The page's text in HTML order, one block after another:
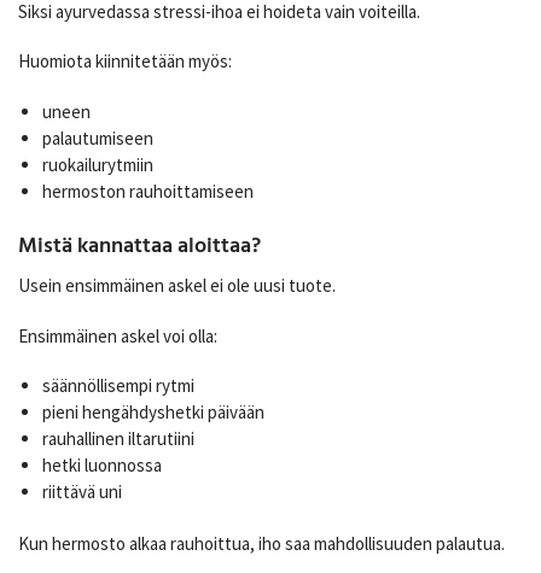
Siksi ayurvedassa stressi-ihoa ei hoideta vain voiteilla.
Huomiota kiinnitetään myös:
uneen
palautumiseen
ruokailurytmiin
hermoston rauhoittamiseen
Mistä kannattaa aloittaa?
Usein ensimmäinen askel ei ole uusi tuote.
Ensimmäinen askel voi olla:
säännöllisempi rytmi
pieni hengähdyshetki päivään
rauhallinen iltarutiini
hetki luonnossa
riittävä uni
Kun hermosto alkaa rauhoittua, iho saa mahdollisuuden palautua.